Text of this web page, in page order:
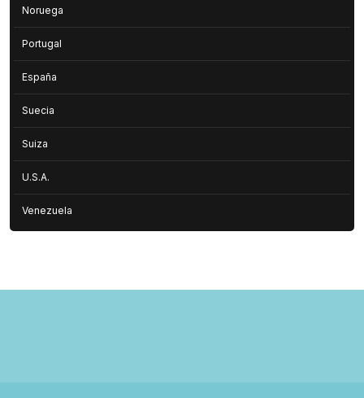
Noruega
Portugal
España
Suecia
Suiza
U.S.A.
Venezuela